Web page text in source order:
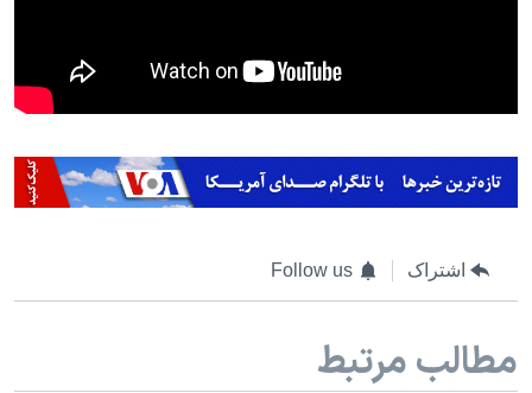
اشتراک Follow us
مطالب مرتبط